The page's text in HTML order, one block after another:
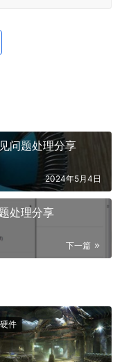
问题处理分享
2024年5月4日
处理分享
下一篇
件